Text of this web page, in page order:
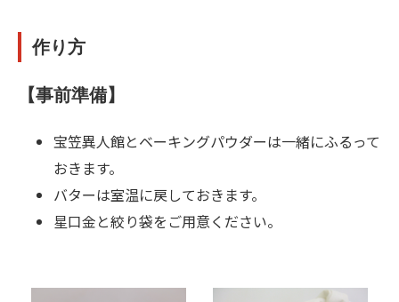
作り方
【事前準備】
宝笠異人館とベーキングパウダーは一緒にふるって
おきます。
バターは室温に戻しておきます。
星口金と絞り袋をご用意ください。